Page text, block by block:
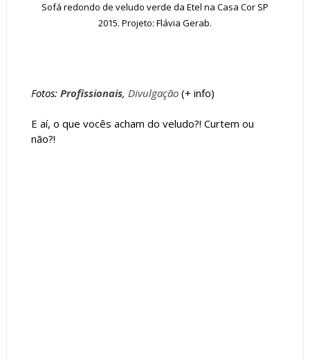
Sofá redondo de veludo verde da Etel na Casa Cor SP
2015. Projeto: Flávia Gerab.
Fotos: Profissionais, Divulgação (+ info)
E aí, o que vocês acham do veludo?! Curtem ou
não?!